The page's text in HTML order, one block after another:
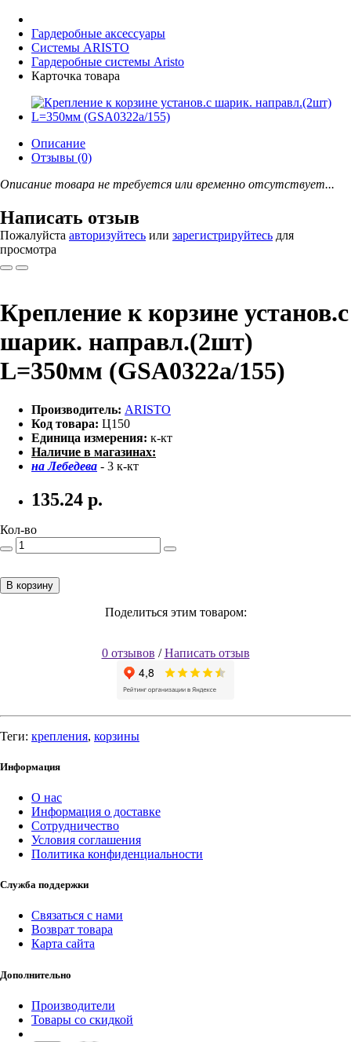
Гардеробные аксессуары
Системы ARISTO
Гардеробные системы Aristo
Карточка товара
Описание
Отзывы (0)
Описание товара не требуется или временно отсутствует...
Написать отзыв
Пожалуйста авторизуйтесь или зарегистрируйтесь для
просмотра
Крепление к корзине установ.с
шарик. направл.(2шт)
L=350мм (GSA0322а/155)
Производитель: ARISTO
Код товара: Ц150
Единица измерения: к-кт
Наличие в магазинах:
на Лебедева - 3 к-кт
135.24 р.
Кол-во
В корзину
Поделиться этим товаром:
0 отзывов /Написать отзыв
Теги: крепления, корзины
Информация
О нас
Информация о доставке
Сотрудничество
Условия соглашения
Политика конфиденциальности
Служба поддержки
Связаться с нами
Возврат товара
Карта сайта
Дополнительно
Производители
Товары со скидкой